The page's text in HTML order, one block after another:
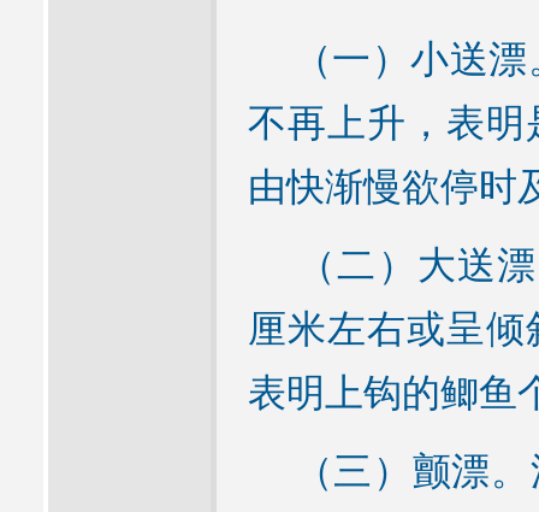
（一）小送漂
不再上升，表
由快渐慢欲停时
（二）大送漂
厘米左右或呈
表明上钩的鲫鱼
（三）颤漂。